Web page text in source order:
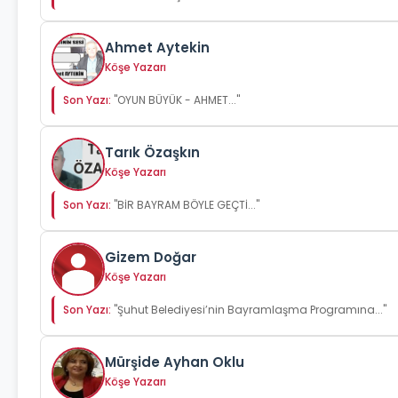
Ahmet Aytekin
Köşe Yazarı
Son Yazı: "OYUN BÜYÜK - AHMET..."
Tarık Özaşkın
Köşe Yazarı
Son Yazı: "BİR BAYRAM BÖYLE GEÇTİ..."
Gizem Doğar
Köşe Yazarı
Son Yazı: "Şuhut Belediyesi’nin Bayramlaşma Programına..."
Mürşide Ayhan Oklu
Köşe Yazarı